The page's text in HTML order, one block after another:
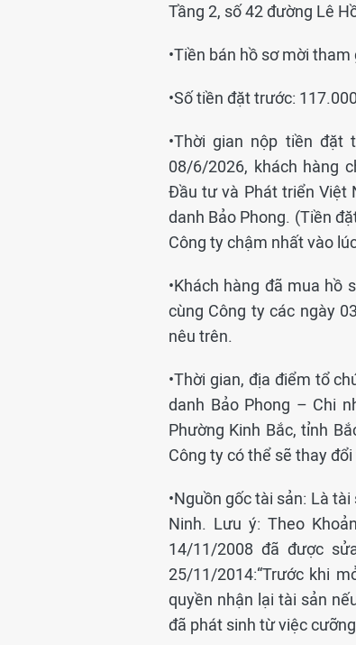
Tầng 2, số 42 đường Lê
•Tiền bán hồ sơ mời
•Số tiền đặt trước:
•Thời gian nộp tiền đặt
08/6/2026, khách hàng
Đầu tư và Phát triển Việt
danh Bảo Phong. (Tiền
Công ty chậm nhất vào
•Khách hàng đã mua hồ
cùng Công ty các ngày
nêu trên.
•Thời gian, địa điểm tổ
danh Bảo Phong – Chi
Phường Kinh Bắc, tỉnh
Công ty có thể sẽ thay
•Nguồn gốc tài sản: Là
Ninh. Lưu ý: Theo
14/11/2008 đã được
25/11/2014:“Trước khi
quyền nhận lại tài sản
đã phát sinh từ việc